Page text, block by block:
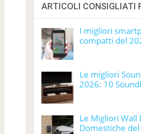
ARTICOLI CONSIGLIATI
I migliori
compatti del
Le migliori
2026: 10
Le Migliori Wall
Domestiche